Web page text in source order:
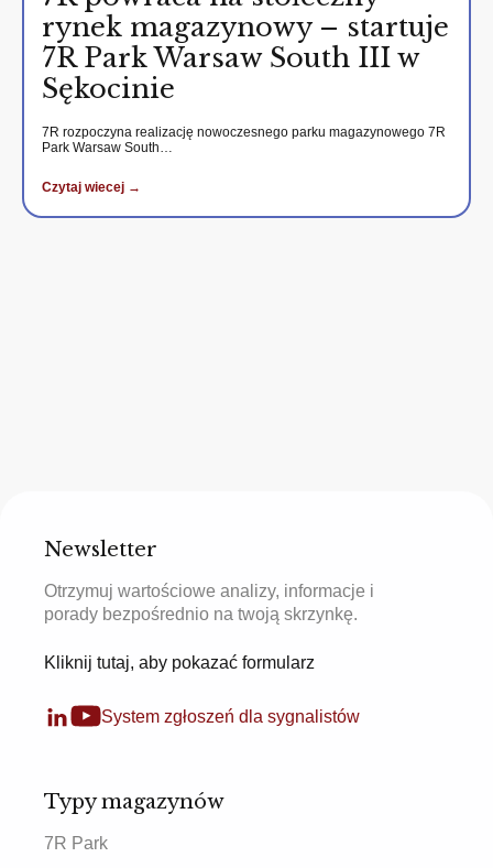
rynek magazynowy – startuje
7R Park Warsaw South III w
Sękocinie
7R rozpoczyna realizację nowoczesnego parku magazynowego 7R
Park Warsaw South…
Czytaj wiecej →
Newsletter
Otrzymuj wartościowe analizy, informacje i
porady bezpośrednio na twoją skrzynkę.
Kliknij tutaj, aby pokazać formularz
System zgłoszeń dla sygnalistów
Typy magazynów
7R Park